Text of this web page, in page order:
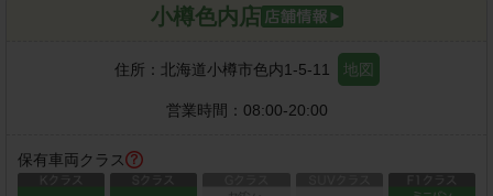
小樽色内店
住所： 北海道小樽市色内1-5-11 地図
営業時間： 08:00-20:00
保有車両クラス